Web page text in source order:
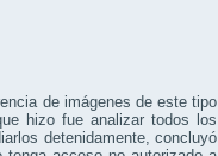
de imágenes de este tipo
hizo fue analizar todos los
detenidamente, concluyó